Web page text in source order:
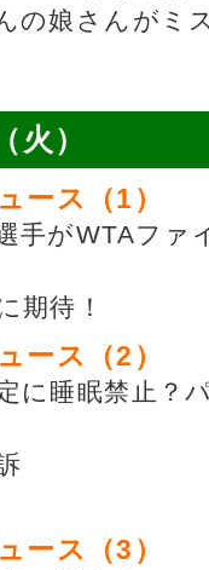
の娘さんがミ
火）
ース（1）
手がWTAファ
期待！
ース（2）
に睡眠禁止？
ース（3）